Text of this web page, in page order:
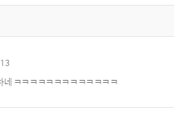
네 ㅋㅋㅋㅋㅋㅋㅋㅋㅋㅋㅋㅋㅋ